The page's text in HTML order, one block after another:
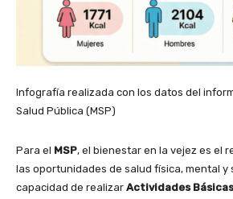
Infografía realizada con los datos del
Salud Pública (MSP)
Para el MSP, el bienestar en la vejez es el
las oportunidades de salud física, mental y
capacidad de realizar Actividades